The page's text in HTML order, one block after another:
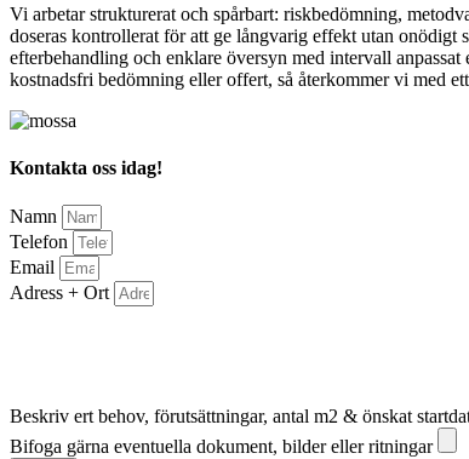
Vi arbetar strukturerat och spårbart: riskbedömning,
doseras kontrollerat för att ge långvarig effekt utan
efterbehandling och enklare översyn med intervall
kostnadsfri bedömning eller offert, så återkommer vi med
Kontakta oss idag!
Namn
Telefon
Email
Adress + Ort
Beskriv ert behov, förutsättningar, antal m2 & önskat
Bifoga gärna eventuella dokument, bilder eller ritningar